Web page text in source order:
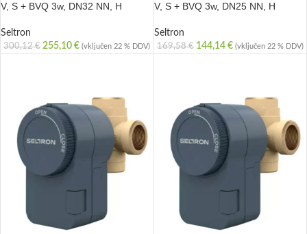
V, S + BVQ 3w, DN32 NN, H
Seltron
300,12€ 255,10€ (vključen 22 % DDV)
V, S + BVQ 3w, DN25 NN, H
Seltron
169,58€ 144,14 € (vključen 22 % DDV)